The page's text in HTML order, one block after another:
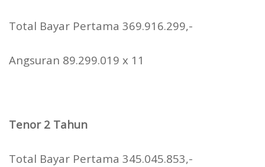
Total Bayar Pertama 369.916.299,-
Angsuran 89.299.019 x 11
Tenor 2 Tahun
Total Bayar Pertama 345.045.853,-